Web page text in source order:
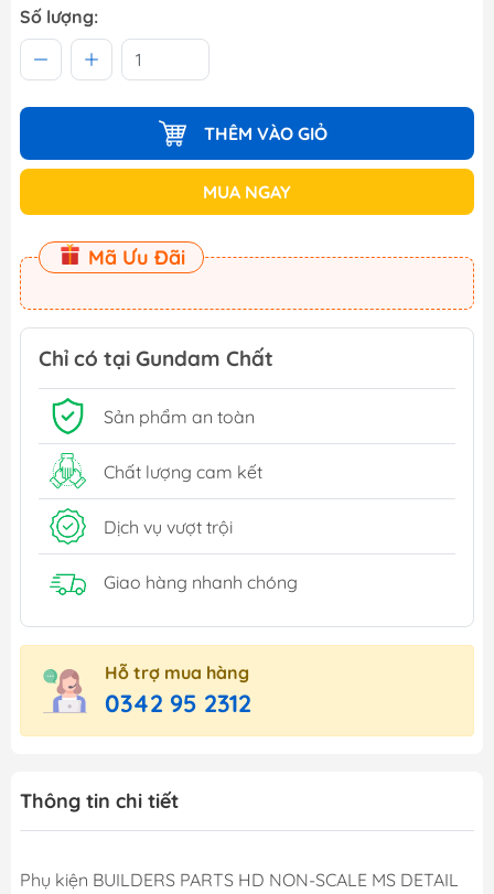
Số lượng:
THÊM VÀO GIỎ
MUA NGAY
Mã Ưu Đãi
Chỉ có tại Gundam Chất
Sản phẩm an toàn
Chất lượng cam kết
Dịch vụ vượt trội
Giao hàng nhanh chóng
Hỗ trợ mua hàng
0342 95 2312
Thông tin chi tiết
Phụ kiện BUILDERS PARTS HD NON-SCALE MS DETAIL